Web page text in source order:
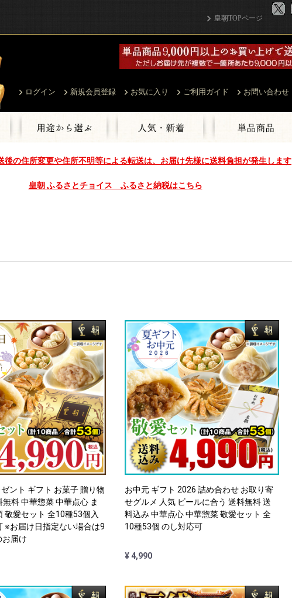
皇朝TOPページ
ログイン 新規会員登録 お気に入り ご利用ガイド お問い合わせ
後の住所変更や住所不明等による転送は、お届け先様に送料負担が発生します
皇朝 ふるさとチョイス ふるさと納税はこちら
ント ギフト お菓子 贈り物
料 中華惣菜 中華点心 ま
敬愛セット 全10種53個入
※お届け日指定ない場合は9
お届け
お中元 ギフト 2026 詰め合わせ お取り寄
せグルメ 人気 ビールに合う 送料無料 送
料込み 中華点心 中華惣菜 敬愛セット 全
10種53個 のし対応可
¥ 4,990